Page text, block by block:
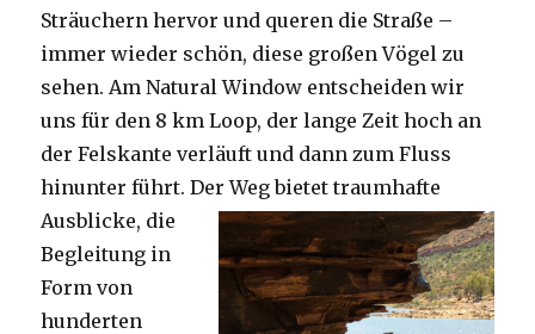
Sträuchern hervor und queren die Straße –
immer wieder schön, diese großen Vögel zu
sehen. Am Natural Window entscheiden wir
uns für den 8 km Loop, der lange Zeit hoch an
der Felskante verläuft und dann zum Fluss
hinunter führt. Der Weg bietet traumhafte
Ausblicke, die
Begleitung in
Form von
hunderten